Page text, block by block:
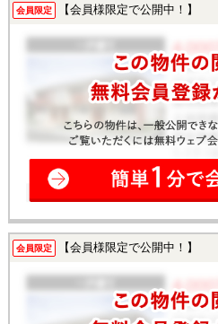
会員限定 【会員様限定で公開中！】
会員限定 【会員様限定で公開中！】